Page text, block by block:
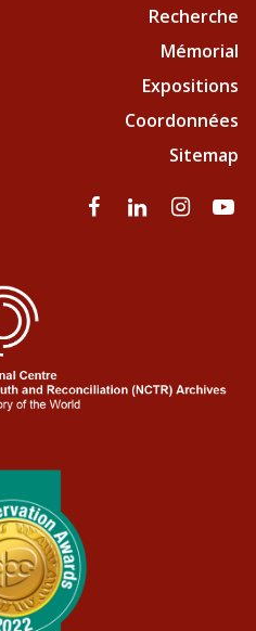
Recherche
Mémorial
Expositions
Coordonnées
Sitemap